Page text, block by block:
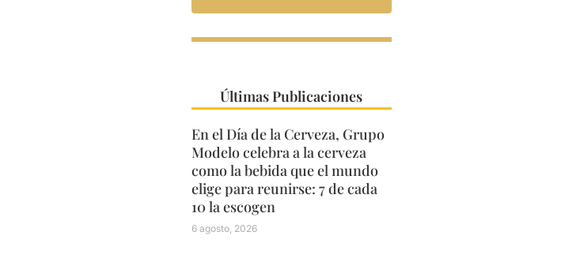
Últimas Publicaciones
En el Día de la Cerveza, Grupo
Modelo celebra a la cerveza
como la bebida que el mundo
elige para reunirse: 7 de cada
10 la escogen
6 agosto, 2026